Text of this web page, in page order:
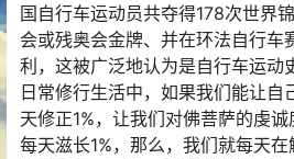
国自行车运动员共夺得178次世界
会或残奥会金牌、并在环法自行车
利，这被广泛地认为是自行车运动
日常修行生活中，如果我们能让自
天修正1%，让我们对佛菩萨的虔
每天滋长1%，那么，我们就每天